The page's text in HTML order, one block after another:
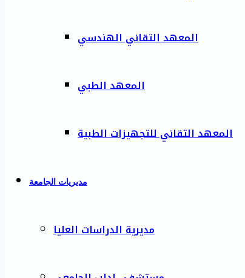
المعهد التقاني الهندسي
المعهد الطبي
المعهد التقاني للتجهيزات الطبية
مديريات الجامعة
مديرية الدراسات العليا